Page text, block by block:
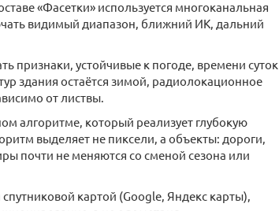
«Фасетки» используется многоканальная
видимый диапазон, ближний ИК, дальний
признаки, устойчивые к погоде, времени суток
здания остаётся зимой, радиолокационное
от листвы.
алгоритме, который реализует глубокую
выделяет не пиксели, а объекты: дороги,
почти не меняются со сменой сезона или
картой (Google, Яндекс карты),